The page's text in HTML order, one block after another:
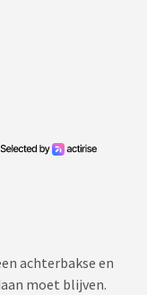
achterbakse en
moet blijven.